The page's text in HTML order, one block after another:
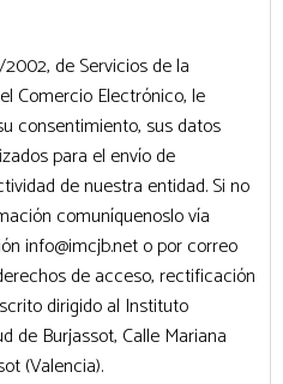
de Servicios de la
Comercio Electrónico, le
consentimiento, sus datos
para el envío de
de nuestra entidad. Si no
comuníquenoslo vía
info@imcjb.net o por correo
de acceso, rectificación
dirigido al Instituto
de Burjassot, Calle Mariana
(Valencia).